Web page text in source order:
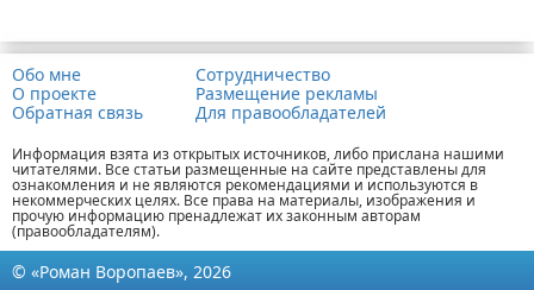
Обо мне
О проекте
Обратная связь
Сотрудничество
Размещение рекламы
Для правообладателей
Информация взята из открытых источников, либо прислана нашими
читателями. Все статьи размещенные на сайте представлены для
ознакомления и не являются рекомендациями и используются в
некоммерческих целях. Все права на материалы, изображения и
прочую информацию пренадлежат их законным авторам
(правообладателям).
© «Роман Воропаев», 2026